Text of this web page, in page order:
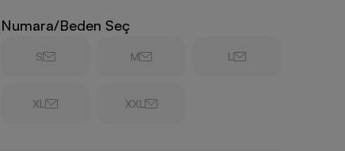
Numara/Beden Seç
S M L
XL XXL